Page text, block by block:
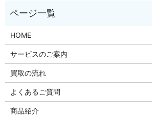
HOME
サービスのご案内
買取の流れ
よくあるご質問
商品紹介